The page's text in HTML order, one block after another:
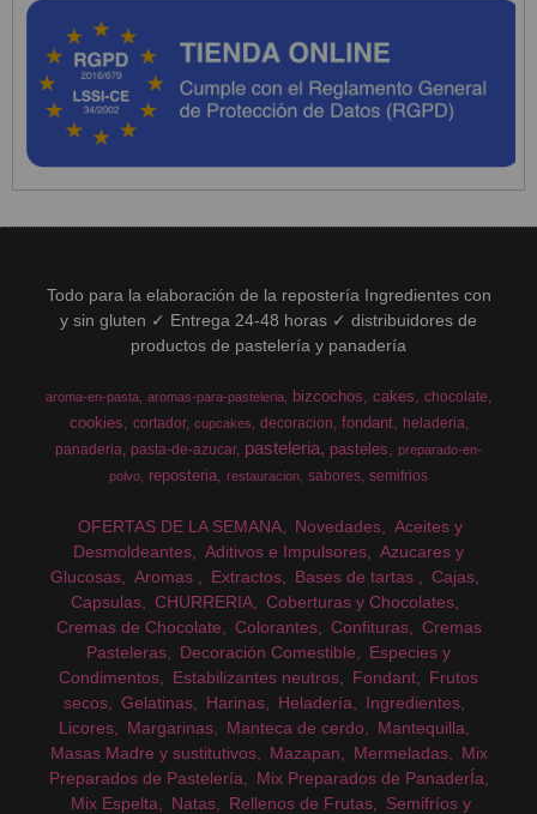
Todo para la elaboración de la repostería Ingredientes con
y sin gluten ✓ Entrega 24-48 horas ✓ distribuidores de
productos de pastelería y panadería
aroma-en-pasta aromas-para-pasteleria bizcochos cakes chocolate
cookies cortador cupcakes decoracion fondant
heladeria
panaderia pasta-de-azucar pasteleria pasteles
preparado-en-
polvo
reposteria restauracion sabores semifrios
OFERTAS DE LA SEMANA Novedades
Aceites y
Desmoldeantes
Aditivos e Impulsores
Azucares y
Glucosas
Aromas Extractos Bases de tartas
Cajas
Capsulas
CHURRERIA
Coberturas y Chocolates
Cremas de Chocolate
Colorantes Confituras
Cremas
Pasteleras
Decoración Comestible
Especies y
Condimentos
Estabilizantes neutros Fondant
Frutos
secos
Gelatinas Harinas Heladería
Ingredientes
Licores
Margarinas Manteca de cerdo
Mantequilla
Masas Madre y sustitutivos
Mazapan Mermeladas
Mix
Preparados de Pastelería
Mix Preparados de PanaderÍa
Mix Espelta
Natas Rellenos de Frutas
Semifríos y